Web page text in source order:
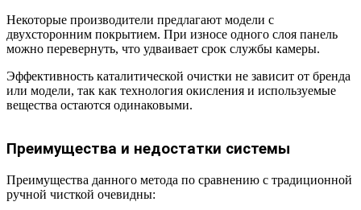
Некоторые производители предлагают модели с
двухсторонним покрытием. При износе одного слоя панель
можно перевернуть, что удваивает срок службы камеры.
Эффективность каталитической очистки не зависит от бренда
или модели, так как технология окисления и используемые
вещества остаются одинаковыми.
Преимущества и недостатки системы
Преимущества данного метода по сравнению с традиционной
ручной чисткой очевидны: